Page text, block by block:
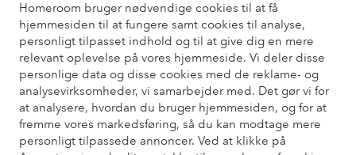
Homeroom bruger nødvendige cookies til at få
hjemmesiden til at fungere samt cookies til analyse,
personligt tilpasset indhold og til at give dig en mere
relevant oplevelse på vores hjemmeside. Vi deler disse
personlige data og disse cookies med de reklame- og
analysevirksomheder, vi samarbejder med. Det gør vi for
at analysere, hvordan du bruger hjemmesiden, og for at
fremme vores markedsføring, så du kan modtage mere
personligt tilpassede annoncer. Ved at klikke på
Venner
Sikre betalinger
Vil du vide mere om vores betalingsmuligheder ?
elpy